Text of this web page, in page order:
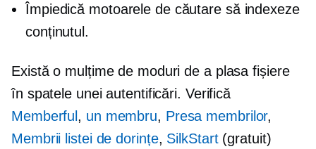
Împiedică motoarele de căutare să indexeze
conținutul.
Există o mulțime de moduri de a plasa fișiere
în spatele unei autentificări. Verifică
Memberful, un membru, Presa membrilor,
Membrii listei de dorințe, SilkStart(gratuit)